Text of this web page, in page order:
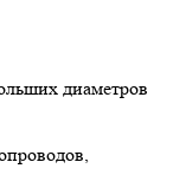
диаметров